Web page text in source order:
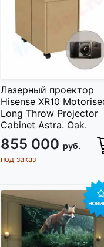
Лазерный проектор
Hisense XR10
Long Throw Projector
Cabinet Astra. Oak.
855 000 руб.
под заказ